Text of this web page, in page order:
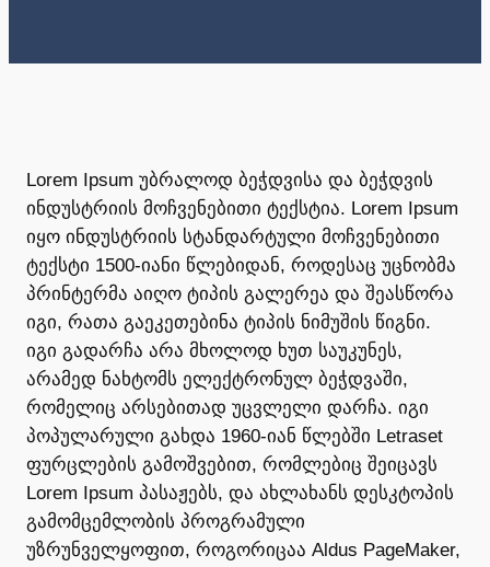
Lorem Ipsum უბრალოდ ბეჭდვისა და ბეჭდვის
ინდუსტრიის მოჩვენებითი ტექსტია. Lorem Ipsum
იყო ინდუსტრიის სტანდარტული მოჩვენებითი
ტექსტი 1500-იანი წლებიდან, როდესაც უცნობმა
პრინტერმა აიღო ტიპის გალერეა და შეასწორა
იგი, რათა გაეკეთებინა ტიპის ნიმუშის წიგნი.
იგი გადარჩა არა მხოლოდ ხუთ საუკუნეს,
არამედ ნახტომს ელექტრონულ ბეჭდვაში,
რომელიც არსებითად უცვლელი დარჩა. იგი
პოპულარული გახდა 1960-იან წლებში Letraset
ფურცლების გამოშვებით, რომლებიც შეიცავს
Lorem Ipsum პასაჟებს, და ახლახანს დესკტოპის
გამომცემლობის პროგრამული
უზრუნველყოფით, როგორიცაა Aldus PageMaker,